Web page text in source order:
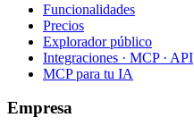
Funcionalidades
Precios
Explorador público
Integraciones · MCP · API
MCP para tu IA
Empresa